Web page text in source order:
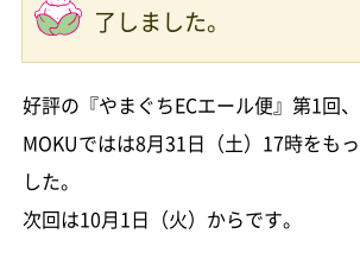
了しました。
好評の『やまぐちECエール便』第1回
MOKUではは8月31日（土）17時をも
した。
次回は10月1日（火）からです。